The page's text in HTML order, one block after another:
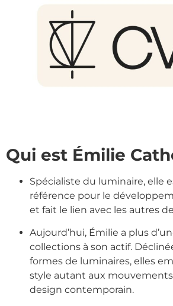
Qui est Émilie
Spécialiste du luminaire, elle
référence pour le
et fait le lien avec les autres
Aujourd’hui, Émilie a plus
collections à son actif.
formes de luminaires, elles
style autant aux mouvements
design contemporain.